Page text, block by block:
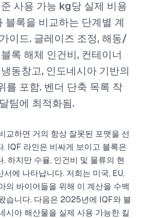
사용 가능 kg당 실제 비용
블록을 비교하는 단계별 계
이드. 글레이즈 조정, 해동/
록 해체 인건비, 컨테이너
동창고, 인도네시아 기반의
를 포함. 벤더 단축 목록 작
팀에 최적화됨.
교하면 거의 항상 잘못된 포맷을 선
. IQF 라인은 비싸게 보이고 블록은
. 하지만 수율, 인건비 및 물류의 현
서에 나타납니다. 저희는 미국, EU,
의 바이어들을 위해 이 계산을 수백
습니다. 다음은 2025년에 IQF와 블
시아 해산물을 실제 사용 가능한 킬